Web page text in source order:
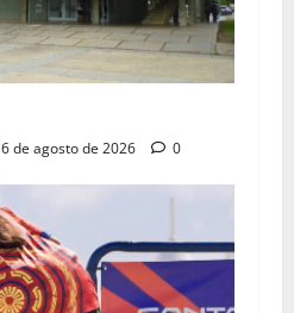
6 de agosto de 2026 0